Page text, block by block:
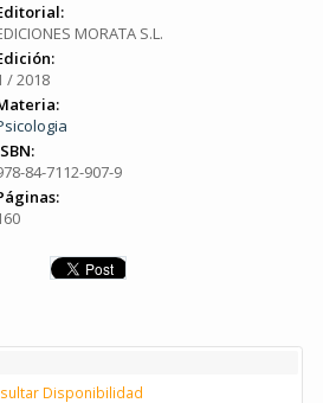
MORATA S.L.
/ 2018
84-7112-907-9
Disponibilidad